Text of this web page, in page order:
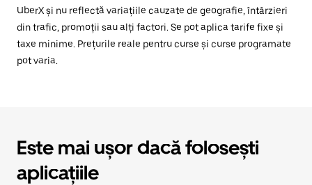
UberX și nu reflectă variațiile cauzate de geografie, întârzieri
din trafic, promoții sau alți factori. Se pot aplica tarife fixe și
taxe minime. Prețurile reale pentru curse și curse programate
pot varia.
Este mai ușor dacă folosești
aplicațiile